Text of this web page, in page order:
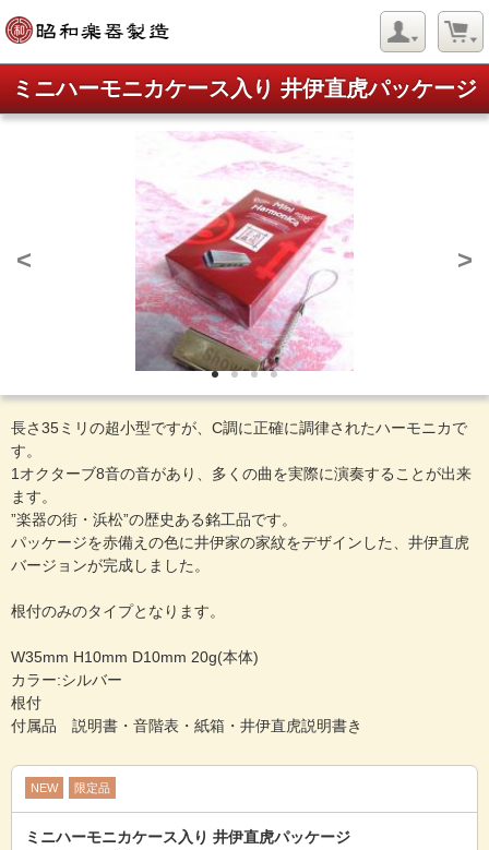
ミニハーモニカケース入り 井伊直虎パッケージ
< >
長さ35ミリの超小型ですが、C調に正確に調律されたハーモニカで
す。
1オクターブ8音の音があり、多くの曲を実際に演奏することが出来
ます。
”楽器の街・浜松”の歴史ある銘工品です。
パッケージを赤備えの色に井伊家の家紋をデザインした、井伊直虎
バージョンが完成しました。
根付のみのタイプとなります。
W35mm H10mm D10mm 20g(本体)
カラー:シルバー
根付
付属品 説明書・音階表・紙箱・井伊直虎説明書き
NEW 限定品
ミニハーモニカケース入り 井伊直虎パッケージ